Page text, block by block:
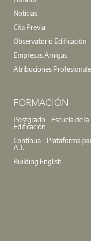
del incumplimiento
evolución del rol del
Noticias
Cita Previa
Observatorio Edificación
Empresas Amigas
Atribuciones
FORMACIÓN
Postgrado - Escuela de la
Edificación
Contínua - Plataforma
A.T.
Building English